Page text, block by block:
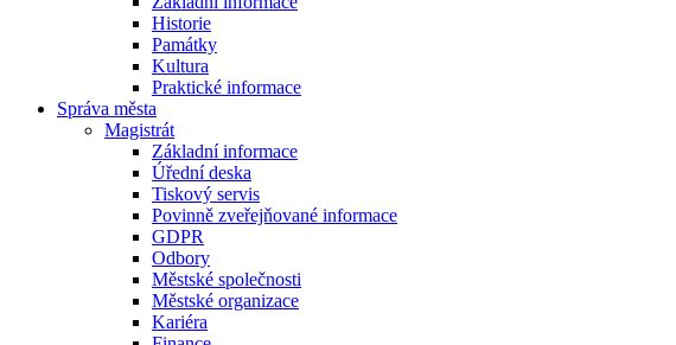
Historie
Památky
Kultura
Praktické informace
Správa města
Magistrát
Základní informace
Úřední deska
Tiskový servis
Povinně zveřejňované informace
GDPR
Odbory
Městské společnosti
Městské organizace
Kariéra